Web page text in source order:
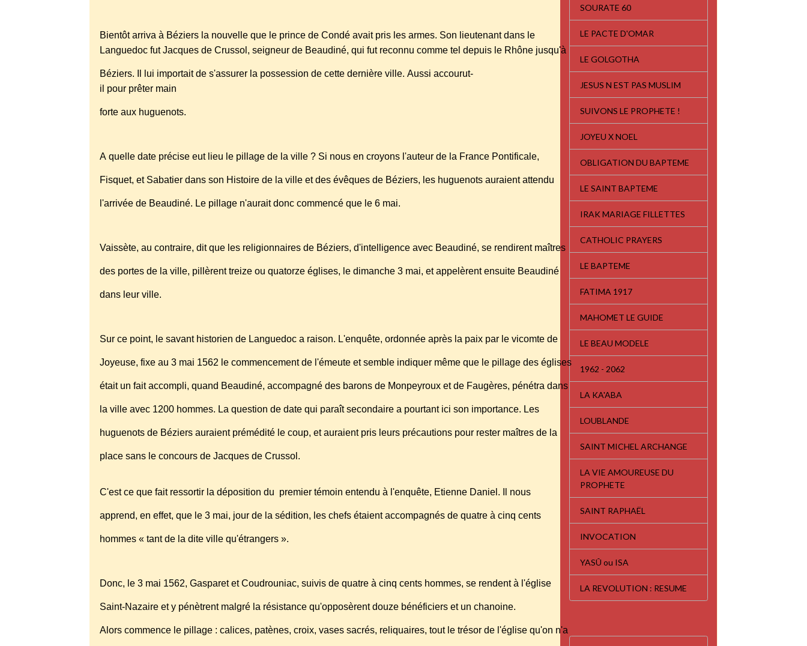
Bientôt arriva à Béziers la nouvelle que le prince de Condé avait pris les armes. Son lieutenant dans le
Languedoc fut Jacques de Crussol, seigneur de Beaudiné, qui fut reconnu comme tel depuis le Rhône jusqu'à
Béziers. Il lui importait de s'assurer la possession de cette dernière ville. Aussi accourut-
il pour prêter main
forte aux huguenots.
A quelle date précise eut lieu le pillage de la ville ? Si nous en croyons l'auteur de la France Pontificale,
Fisquet, et Sabatier dans son Histoire de la ville et des évêques de Béziers, les huguenots auraient attendu
l'arrivée de Beaudiné. Le pillage n'aurait donc commencé que le 6 mai.
Vaissète, au contraire, dit que les religionnaires de Béziers, d'intelligence avec Beaudiné, se rendirent maîtres
des portes de la ville, pillèrent treize ou quatorze églises, le dimanche 3 mai, et appelèrent ensuite Beaudiné
dans leur ville.
Sur ce point, le savant historien de Languedoc a raison. L'enquête, ordonnée après la paix par le vicomte de
Joyeuse, fixe au 3 mai 1562 le commencement de l'émeute et semble indiquer même que le pillage des églises
était un fait accompli, quand Beaudiné, accompagné des barons de Monpeyroux et de Faugères, pénétra dans
la ville avec 1200 hommes. La question de date qui paraît secondaire a pourtant ici son importance. Les
huguenots de Béziers auraient prémédité le coup, et auraient pris leurs précautions pour rester maîtres de la
place sans le concours de Jacques de Crussol.
C'est ce que fait ressortir la déposition du premier témoin entendu à l'enquête, Etienne Daniel. Il nous
apprend, en effet, que le 3 mai, jour de la sédition, les chefs étaient accompagnés de quatre à cinq cents
hommes « tant de la dite ville qu'étrangers ».
Donc, le 3 mai 1562, Gasparet et Coudrouniac, suivis de quatre à cinq cents hommes, se rendent à l'église
Saint-Nazaire et y pénètrent malgré la résistance qu'opposèrent douze bénéficiers et un chanoine.
Alors commence le pillage : calices, patènes, croix, vases sacrés, reliquaires, tout le trésor de l'église qu'on n'a
SOURATE 60
LE PACTE D'OMAR
LE GOLGOTHA
JESUS N EST PAS MUSLIM
SUIVONS LE PROPHETE !
JOYEU X NOEL
OBLIGATION DU BAPTEME
LE SAINT BAPTEME
IRAK MARIAGE FILLETTES
CATHOLIC PRAYERS
LE BAPTEME
FATIMA 1917
MAHOMET LE GUIDE
LE BEAU MODELE
1962 - 2062
LA KA'ABA
LOUBLANDE
SAINT MICHEL ARCHANGE
LA VIE AMOUREUSE DU
PROPHETE
SAINT RAPHAËL
INVOCATION
YASÛ ou ISA
LA REVOLUTION : RESUME